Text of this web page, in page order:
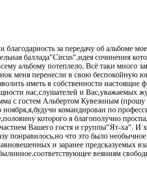
за передачу об альбоме
баллада"Circus",идея сочинения
альбому потеплело. Всё таки много
меня перенесли в свою беспокойную
иметь в собственности
нас,слушателей и Вас,уважаемых
с гостем Альбертом Кувезиным (прошу
ноября,я,будучи командирован по
которого я благополучно
Вашего гостя и группы"Ят-ха". И
понравилось,но что это было
и заранее предсказуемых
веяниям